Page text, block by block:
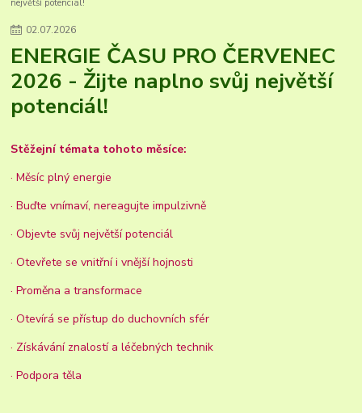
největší potenciál!
02.07.2026
ENERGIE ČASU PRO ČERVENEC
2026 - Žijte naplno svůj největší
potenciál!
Stěžejní témata tohoto měsíce:
· Měsíc plný energie
· Buďte vnímaví, nereagujte impulzivně
· Objevte svůj největší potenciál
· Otevřete se vnitřní i vnější hojnosti
· Proměna a transformace
· Otevírá se přístup do duchovních sfér
· Získávání znalostí a léčebných technik
· Podpora těla